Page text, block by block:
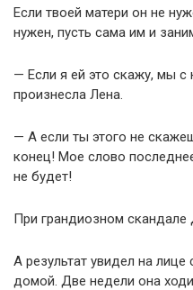
Если твоей матери он не
нужен, пусть сама им и
— Если я ей это скажу, мы с
произнесла Лена.
— А если ты этого не
конец! Мое слово
не будет!
При грандиозном скандале
А результат увидел на лице
домой. Две недели она